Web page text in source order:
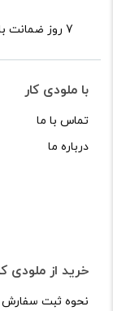
7 روز ضمانت بازگشت
با ملودی کار
تماس با ما
درباره ما
خرید از ملودی
نحوه ثبت سفارش